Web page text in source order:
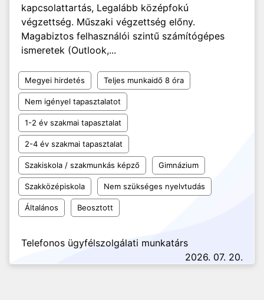
kapcsolattartás, Legalább középfokú
végzettség. Műszaki végzettség előny.
Magabiztos felhasználói szintű számítógépes
ismeretek (Outlook,...
Megyei hirdetés Teljes munkaidő 8 óra
Nem igényel tapasztalatot
1-2 év szakmai tapasztalat
2-4 év szakmai tapasztalat
Szakiskola / szakmunkás képző Gimnázium
Szakközépiskola Nem szükséges nyelvtudás
Általános Beosztott
Telefonos ügyfélszolgálati munkatárs
2026. 07. 20.